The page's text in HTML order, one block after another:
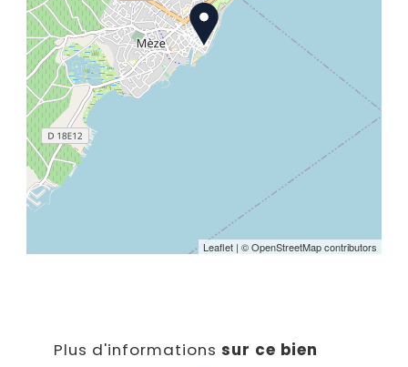
Leaflet | © OpenStreetMap contributors
Plus d'informations sur ce bien